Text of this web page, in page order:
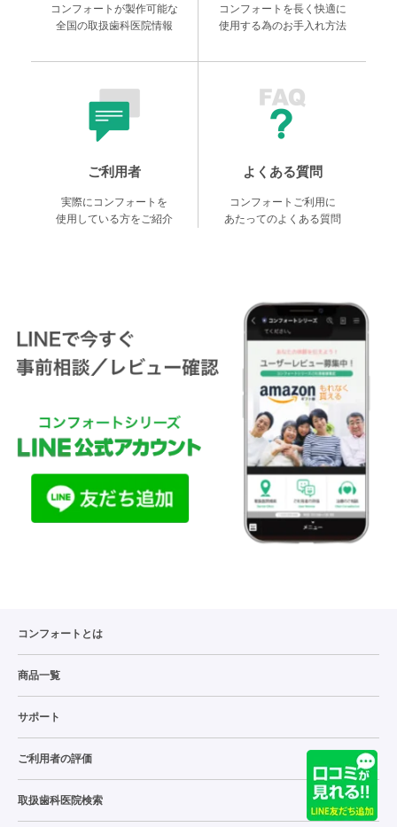
コンフォートが製作可能な
全国の取扱歯科医院情報
コンフォートを長く快適に
使用する為のお手入れ方法
ご利用者
実際にコンフォートを
使用している方をご紹介
よくある質問
コンフォートご利用に
あたってのよくある質問
コンフォートとは
商品一覧
サポート
ご利用者の評価
取扱歯科医院検索